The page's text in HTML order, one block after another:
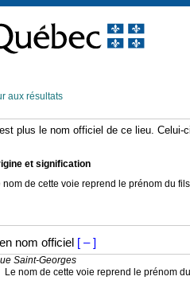
aux résultats
plus le nom officiel de ce lieu. Celui-
et signification
nom de cette voie reprend le prénom du
nom officiel [ – ]
Saint-Georges
Le nom de cette voie reprend le prénom